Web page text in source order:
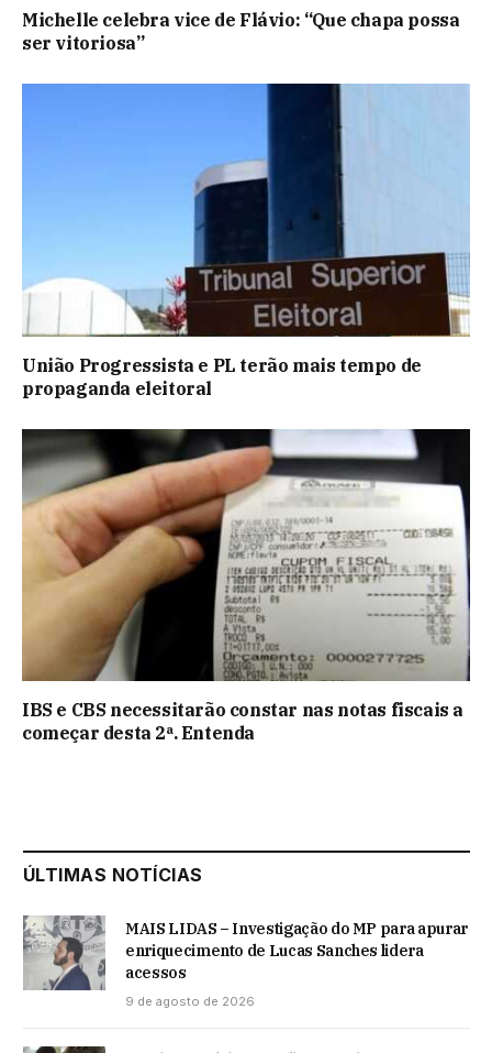
Michelle celebra vice de Flávio: “Que chapa possa
ser vitoriosa”
União Progressista e PL terão mais tempo de
propaganda eleitoral
IBS e CBS necessitarão constar nas notas fiscais a
começar desta 2ª. Entenda
ÚLTIMAS NOTÍCIAS
MAIS LIDAS – Investigação do MP para apurar
enriquecimento de Lucas Sanches lidera
acessos
9 de agosto de 2026